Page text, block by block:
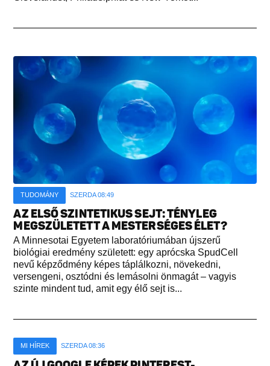
TUDOMÁNY SZERDA 08:49
AZ ELSŐ SZINTETIKUS SEJT: TÉNYLEG
MEGSZÜLETETT A MESTERSÉGES ÉLET?
A Minnesotai Egyetem laboratóriumában újszerű
biológiai eredmény született: egy aprócska SpudCell
nevű képződmény képes táplálkozni, növekedni,
versengeni, osztódni és lemásolni önmagát – vagyis
szinte mindent tud, amit egy élő sejt is...
MI HÍREK SZERDA 08:36